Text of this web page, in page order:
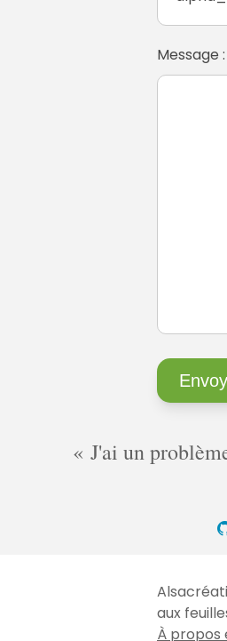
Message :
J'ai un
aux
À propos